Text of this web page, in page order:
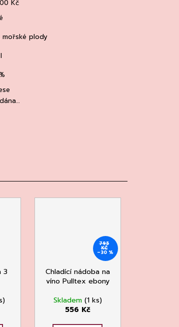
Kč
mořské plody
3
795
KČ
–30 %
Chladící nádoba na
víno Pulltex ebony
Skladem (1 ks)
556 Kč